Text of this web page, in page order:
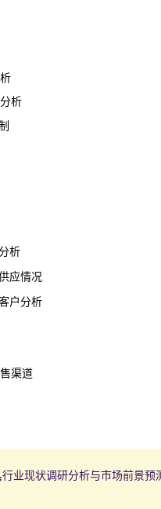
析
析
情况
分析
渠道
行业现状调研分析与市场前景预